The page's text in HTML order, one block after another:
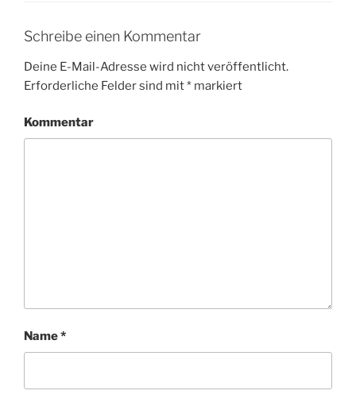
Schreibe einen Kommentar
Deine E-Mail-Adresse wird nicht veröffentlicht.
Erforderliche Felder sind mit* markiert
Kommentar
Name*